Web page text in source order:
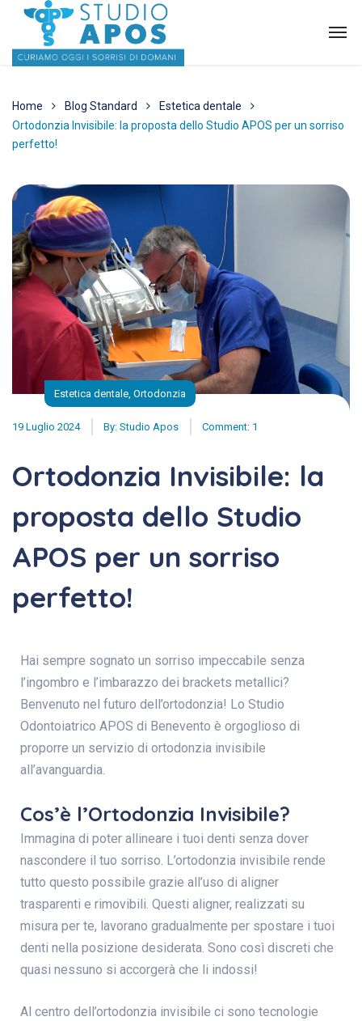
Home Blog Standard
Estetica dentale
Ortodonzia Invisibile: la proposta dello Studio APOS per un sorriso
perfetto!
Estetica dentale, Ortodonzia
19 Luglio 2024 By: Studio Apos Comment: 1
Ortodonzia Invisibile: la
proposta dello Studio
APOS per un sorriso
perfetto!
Hai sempre sognato un sorriso impeccabile senza
l’ingombro e l’imbarazzo dei brackets metallici?
Benvenuto nel futuro dell’ortodonzia! Lo Studio
Odontoiatrico APOS di Benevento è orgoglioso di
proporre un servizio di ortodonzia invisibile
all’avanguardia.
Cos’è l’Ortodonzia Invisibile?
Immagina di poter allineare i tuoi denti senza dover
nascondere il tuo sorriso. L’ortodonzia invisibile rende
tutto questo possibile grazie all’uso di aligner
trasparenti e rimovibili. Questi aligner, realizzati su
misura per te, lavorano gradualmente per spostare i tuoi
denti nella posizione desiderata. Sono così discreti che
quasi nessuno si accorgerà che li indossi!
Al centro dell’ortodonzia invisibile ci sono tecnologie